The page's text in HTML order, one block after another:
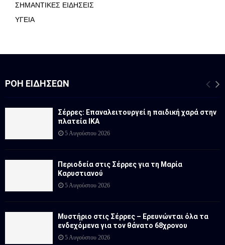
ΣΗΜΑΝΤΙΚΕΣ ΕΙΔΗΣΕΙΣ
ΥΓΕΙΑ
ΡΟΉ ΕΙΔΉΣΕΩΝ
Σέρρες: Επαναλειτουργεί η παιδική χαρά στην
πλατεία ΙΚΑ
5 Αυγούστου 2026
Περιοδεία στις Σέρρες για τη Μαρία
Καρυστιανού
5 Αυγούστου 2026
Μυστήριο στις Σέρρες – Ερευνώνται όλα τα
ενδεχόμενα για τον θάνατο 68χρονου
5 Αυγούστου 2026